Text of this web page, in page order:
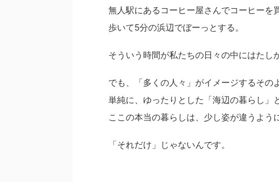
無人駅にあるコーヒー屋さんでコーヒーを
歩いて5分の浜辺でぼーっとする。
そういう時間が私たちの日々の中にはたし
でも、「多くの人々」がイメージするその
単純に、ゆったりとした「海辺の暮らし」
ここの本当の暮らしは、少し姿が違うよう
「それだけ」じゃないんです。